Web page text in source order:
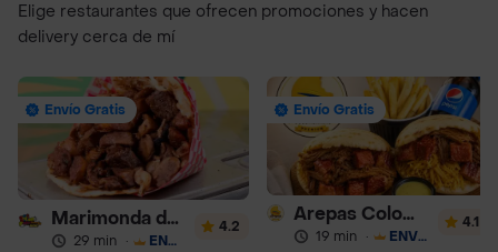
Elige restaurantes que ofrecen promociones y hacen
delivery cerca de mí
Envío Gratis
Marimonda del Mono
29 min · ENVÍO GRATIS
4.2
Envío Gratis
Arepas Colombianas Premium
19 min · ENVÍO GRATIS
4.1